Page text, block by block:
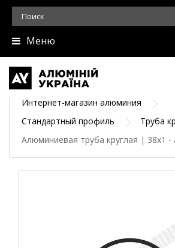
Меню
Интернет-магазин алюминия
Стандартный профиль
Труба
Алюминиевая труба круглая | 38х1 -